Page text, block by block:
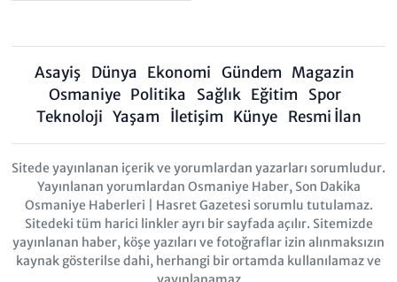
Asayiş Dünya Ekonomi Gündem Magazin
Osmaniye Politika Sağlık Eğitim
Spor
Teknoloji Yaşam İletişim Künye Resmi İlan
Sitede yayınlanan içerik ve yorumlardan yazarları sorumludur.
Yayınlanan yorumlardan Osmaniye Haber, Son Dakika
Osmaniye Haberleri | Hasret Gazetesi sorumlu tutulamaz.
Sitedeki tüm harici linkler ayrı bir sayfada açılır. Sitemizde
yayınlanan haber, köşe yazıları ve fotoğraflar izin alınmaksızın
kaynak gösterilse dahi, herhangi bir ortamda kullanılamaz ve